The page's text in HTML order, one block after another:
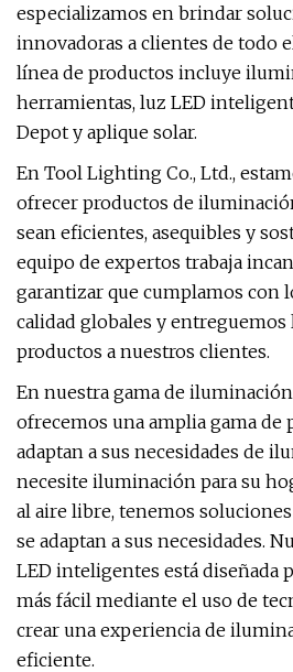
especializamos en brindar
innovadoras a clientes de todo
línea de productos incluye
herramientas, luz LED
Depot y aplique solar.
En Tool Lighting Co., Ltd.,
ofrecer productos de
sean eficientes, asequibles y
equipo de expertos trabaja
garantizar que cumplamos con
calidad globales y entreguemos
productos a nuestros clientes.
En nuestra gama de
ofrecemos una amplia gama de
adaptan a sus necesidades de
necesite iluminación para su
al aire libre, tenemos
se adaptan a sus necesidades.
LED inteligentes está diseñada
más fácil mediante el uso de
crear una experiencia de
eficiente.